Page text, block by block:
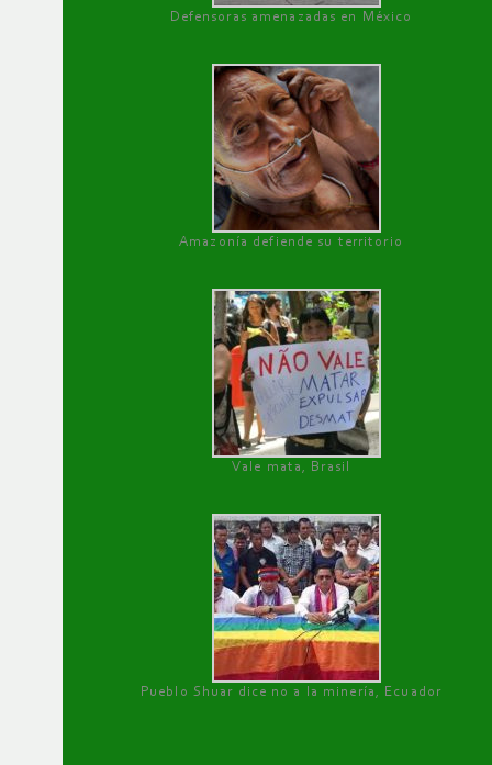
Defensoras amenazadas en México
Amazonía defiende su territorio
Vale mata, Brasil
Pueblo Shuar dice no a la minería, Ecuador